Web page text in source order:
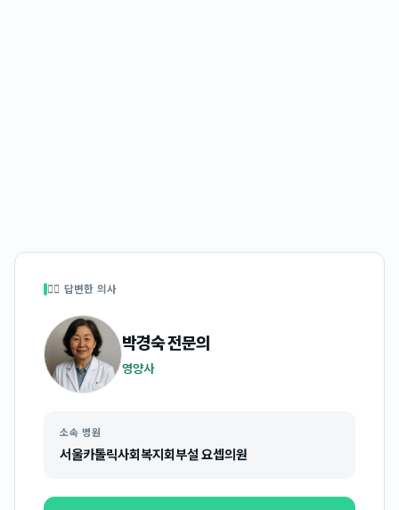
👩‍⚕️ 답변한 의사
박경숙전문의
영양사
소속 병원
서울카톨릭사회복지회부설 요셉의원